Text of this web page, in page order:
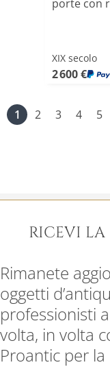
porte con
XIX secolo
2 600 €
1 2 3 4 5
RICEVI LA
Rimanete
oggetti
professionisti
volta, in volta
Proantic per